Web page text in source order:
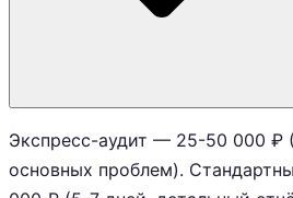
Экспресс-аудит — 25-50 000 ₽
основных проблем).